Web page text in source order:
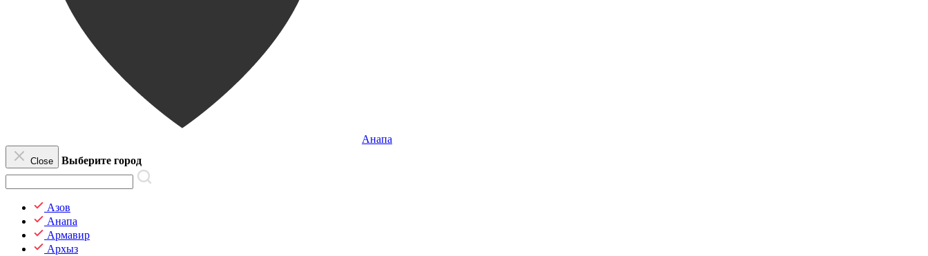
Анапа
Close Выберите город
Азов
Анапа
Армавир
Архыз